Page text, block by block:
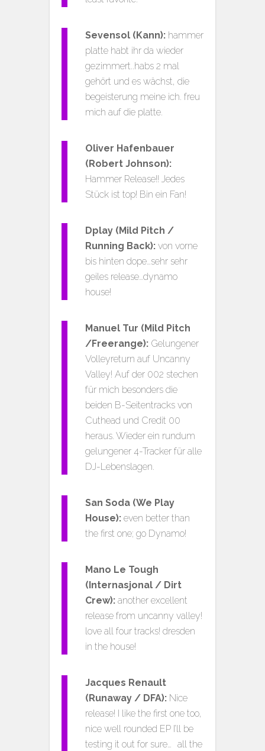
Sevensol (Kann): hammer
platte habt ihr da wieder
gezimmert..habs 2 mal
gehört und es wächst, die
begeisterung meine ich. freu
mich auf die platte.
Oliver Hafenbauer
(Robert Johnson):
Hammer Release!! Jedes
Stück ist top! Bin ein Fan!
Dplay (Mild Pitch /
Running Back): von vorne
bis hinten dope…sehr sehr
geiles release…dynamo
house!
Manuel Tur (Mild Pitch
/Freerange): Gelungener
Volleyreturn auf Uncanny
Valley! Auf der 002 stechen
für mich besonders die
beiden B-Seitentracks von
Cuthead und Credit 00
heraus. Wieder ein rundum
gelungener 4-Tracker für alle
DJ-Lebenslagen.
San Soda (We Play
House): even better than
the first one; go Dynamo!
Mano Le Tough
(Internasjonal / Dirt
Crew): another excellent
release from uncanny valley!
love all four tracks! dresden
in the house!
Jacques Renault
(Runaway / DFA): Nice
release! I like the first one too,
nice well rounded EP I’ll be
testing it out for sure… all the